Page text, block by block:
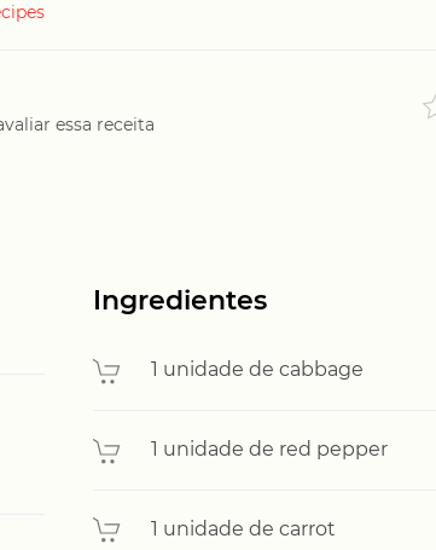
essa receita
Ingredientes
1 unidade de cabbage
1 unidade de red pepper
1 unidade de carrot